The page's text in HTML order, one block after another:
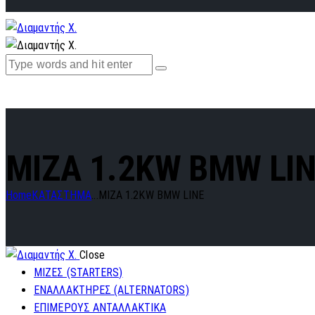
MIZA 1.2KW BMW
Home ΚΑΤΑΣΤΗΜΑ... MIZA 1.2KW BMW LINE
Close
ΜΙΖΕΣ (STARTERS)
ΕΝΑΛΛΑΚΤΗΡΕΣ (ALTERNATORS)
ΕΠΙΜΕΡΟΥΣ ΑΝΤΑΛΛΑΚΤΙΚΑ